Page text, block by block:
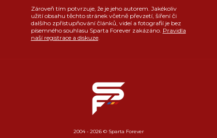
Zároveň tím potvrzuje, že je jeho autorem. Jakékoliv
užití obsahu těchto stránek včetně převzetí, šíření či
dalšího zpřístupňování článků, videí a fotografií je bez
písemného souhlasu Sparta Forever zakázáno. Pravidla
naší registrace a diskuze.
2004 - 2026 © Sparta Forever